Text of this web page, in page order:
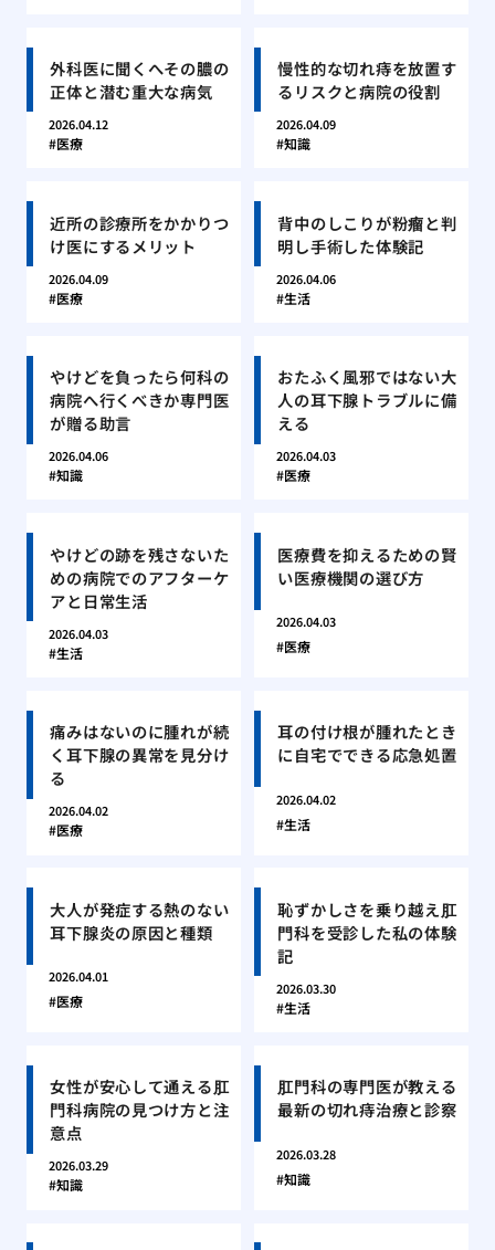
外科医に聞くへその膿の
正体と潜む重大な病気
2026.04.12
医療
慢性的な切れ痔を放置す
るリスクと病院の役割
2026.04.09
知識
近所の診療所をかかりつ
け医にするメリット
2026.04.09
医療
背中のしこりが粉瘤と判
明し手術した体験記
2026.04.06
生活
やけどを負ったら何科の
病院へ行くべきか専門医
が贈る助言
2026.04.06
知識
おたふく風邪ではない大
人の耳下腺トラブルに備
える
2026.04.03
医療
やけどの跡を残さないた
めの病院でのアフターケ
アと日常生活
2026.04.03
生活
医療費を抑えるための賢
い医療機関の選び方
2026.04.03
医療
痛みはないのに腫れが続
く耳下腺の異常を見分け
る
2026.04.02
医療
耳の付け根が腫れたとき
に自宅でできる応急処置
2026.04.02
生活
大人が発症する熱のない
耳下腺炎の原因と種類
2026.04.01
医療
恥ずかしさを乗り越え肛
門科を受診した私の体験
記
2026.03.30
生活
女性が安心して通える肛
門科病院の見つけ方と注
意点
2026.03.29
知識
肛門科の専門医が教える
最新の切れ痔治療と診察
2026.03.28
知識